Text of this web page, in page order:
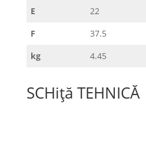
E
22
F
37.5
kg
4.45
SCHiță TEHNICĂ